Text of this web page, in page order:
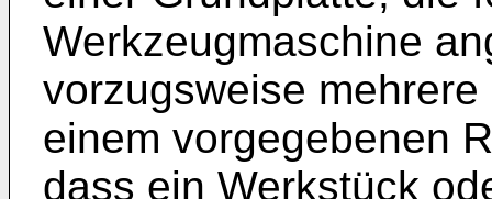
Werkzeugmaschine
vorzugsweise
einem vorgegebenen
dass ein Werkstück